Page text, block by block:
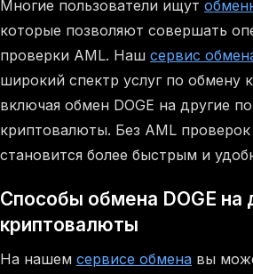
Многие пользователи ищут
которые позволяют совершать
проверки AML. Наш сервис
широкий спектр услуг по обмену
включая обмен DOGE на другие
криптовалюты. Без AML
становится более быстрым и
Способы обмена DOGE на
криптовалюты
На нашем сервисе обмена вы